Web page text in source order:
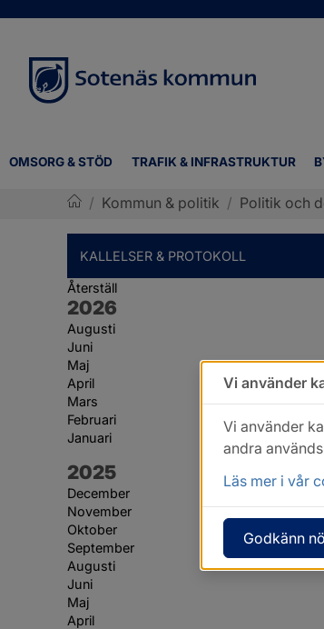
OMSORG & STÖD TRAFIK & INFRASTRUKTUR
/ Kommun & politik / Politik och
KALLELSER & PROTOKOLL
Återställ
År:
2026
Augusti
Juni
Maj
April
Mars
Februari
Januari
År:
2025
December
November
Oktober
September
Augusti
Juni
Maj
April
Vi använder
Vi använder
andra
Läs mer i vår
Godkänn